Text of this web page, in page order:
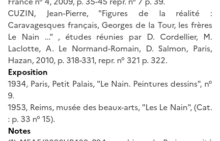
CUZIN, Jean-Pierre, "Figures de la réalité :
Caravagesques français, Georges de la Tour, les frères
Le Nain ..." , études réunies par D. Cordellier, M.
Laclotte, A. Le Normand-Romain, D. Salmon, Paris,
Hazan, 2010, p. 318-331, repr. n° 321 p. 322.
Exposition
1934, Paris, Petit Palais, "Le Nain. Peintures dessins", n°
9.
1953, Reims, musée des beaux-arts, "Les Le Nain", (Cat.
: p. 33 n° 15).
Notes